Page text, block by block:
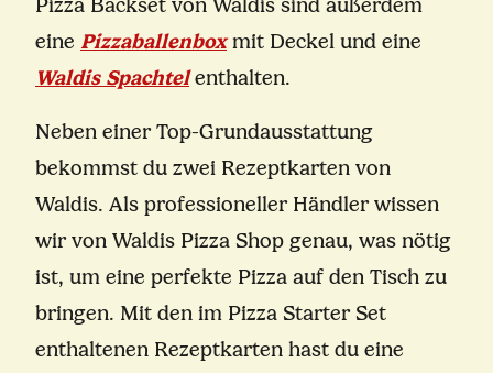
Pizza Backset von Waldis sind außerdem
eine Pizzaballenboxmit Deckel und eine
Waldis Spachtelenthalten.
Neben einer Top-Grundausstattung
bekommst du zwei Rezeptkarten von
Waldis. Als professioneller Händler wissen
wir von Waldis Pizza Shop genau, was nötig
ist, um eine perfekte Pizza auf den Tisch zu
bringen. Mit den im Pizza Starter Set
enthaltenen Rezeptkarten hast du eine